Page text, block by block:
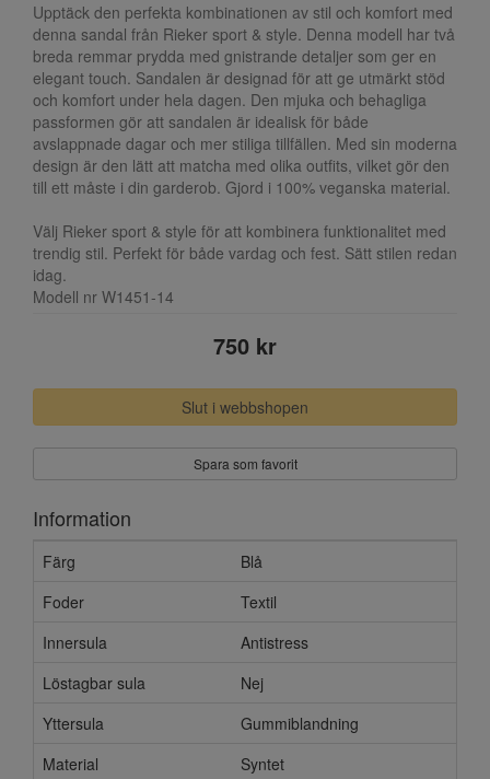
Upptäck den perfekta kombinationen av stil och komfort med
denna sandal från Rieker sport & style. Denna modell har två
breda remmar prydda med gnistrande detaljer som ger en
elegant touch. Sandalen är designad för att ge utmärkt stöd
och komfort under hela dagen. Den mjuka och behagliga
passformen gör att sandalen är idealisk för både
avslappnade dagar och mer stiliga tillfällen. Med sin moderna
design är den lätt att matcha med olika outfits, vilket gör den
till ett måste i din garderob. Gjord i 100% veganska material.
Välj Rieker sport & style för att kombinera funktionalitet med
trendig stil. Perfekt för både vardag och fest. Sätt stilen redan
idag.
Modell nr W1451-14
750 kr
Slut i webbshopen
Spara som favorit
Information
Färg
Blå
Foder
Textil
Innersula
Antistress
Löstagbar sula
Nej
Yttersula
Gummiblandning
Material
Syntet